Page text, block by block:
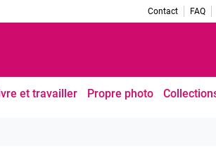
Contact FAQ
et travailler Propre photo